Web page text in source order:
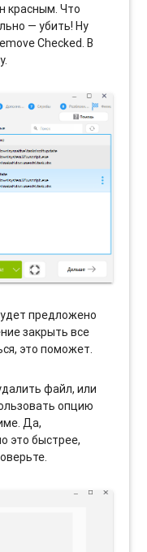
красным. Что
— убить! Ну
Checked. В
предложено
закрыть все
это поможет.
файл, или
опцию
Да,
это быстрее,